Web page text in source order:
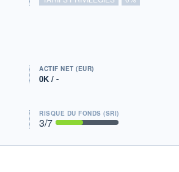
ACTIF NET (EUR)
0K / -
RISQUE DU FONDS (SRI)
3/7